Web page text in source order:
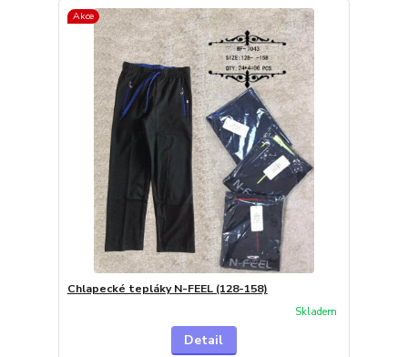
Akce
Chlapecké tepláky N-FEEL (128-158)
Skladem
Detail